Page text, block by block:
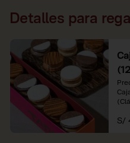
Detalles para
S/